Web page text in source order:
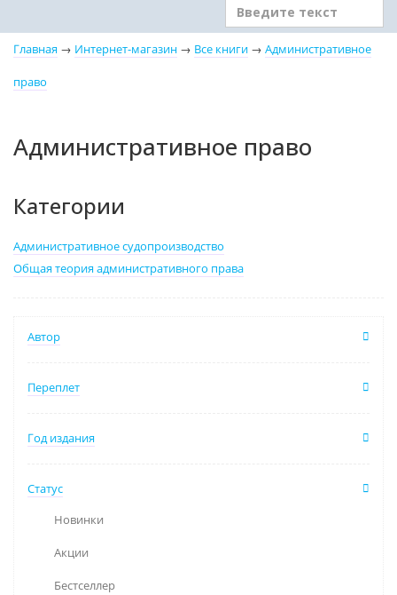
Главная → Интернет-магазин → Все книги → Административное
право
Административное право
Категории
Административное судопроизводство
Общая теория административного права
Автор
Переплет
Год издания
Статус
Новинки
Акции
Бестселлер